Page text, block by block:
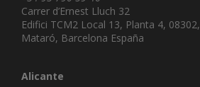
Carrer d’Ernest Lluch 32
Edifici TCM2 Local 13, Planta 4, 08302,
Mataró, Barcelona España
Alicante